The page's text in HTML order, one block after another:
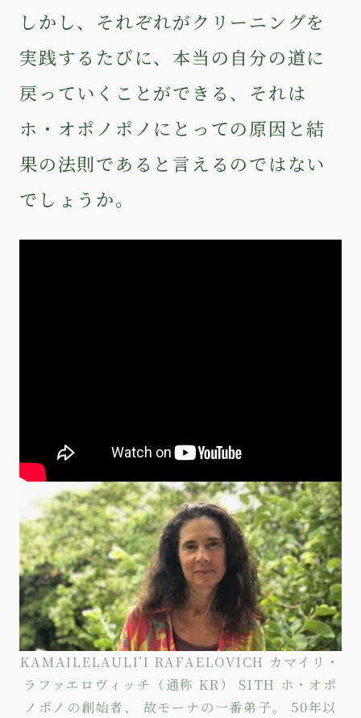
しかし、それぞれがクリーニングを
実践するたびに、本当の自分の道に
戻っていくことができる、それは
ホ・オポノポノにとっての原因と結
果の法則であると言えるのではない
でしょうか。
KAMAILELAULI’I RAFAELOVICH カマイリ・
ラファエロヴィッチ（通称 KR） SITH ホ・オポ
ノポノの創始者、 故モーナの一番弟子。 50年以